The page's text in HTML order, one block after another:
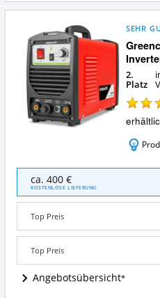
SEHR
2.
Platz
Greencut
416
Schweißgerät
Inverter
DC
Kombi
Angebote:
Wo
ist
ca. 400 €
KOSTENLOSE LIEFERUNG
Top Preis
Top Preis
Angebotsübersicht